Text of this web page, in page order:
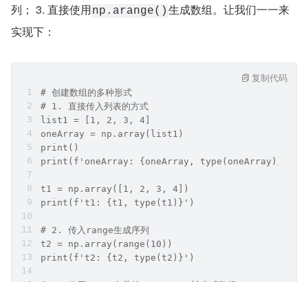
列； 3. 直接使用np.arange() 生成数组。让我们一一来
实现下：
# 创建数组的多种形式
# 1. 直接传入列表的方式
list1 = [1, 2, 3, 4]
oneArray = np.array(list1)
print()
print(f'oneArray: {oneArray, type(oneArray)}')
t1 = np.array([1, 2, 3, 4])
print(f't1: {t1, type(t1)}')
# 2. 传入range生成序列
t2 = np.array(range(10))
print(f't2: {t2, type(t2)}')
复制代码